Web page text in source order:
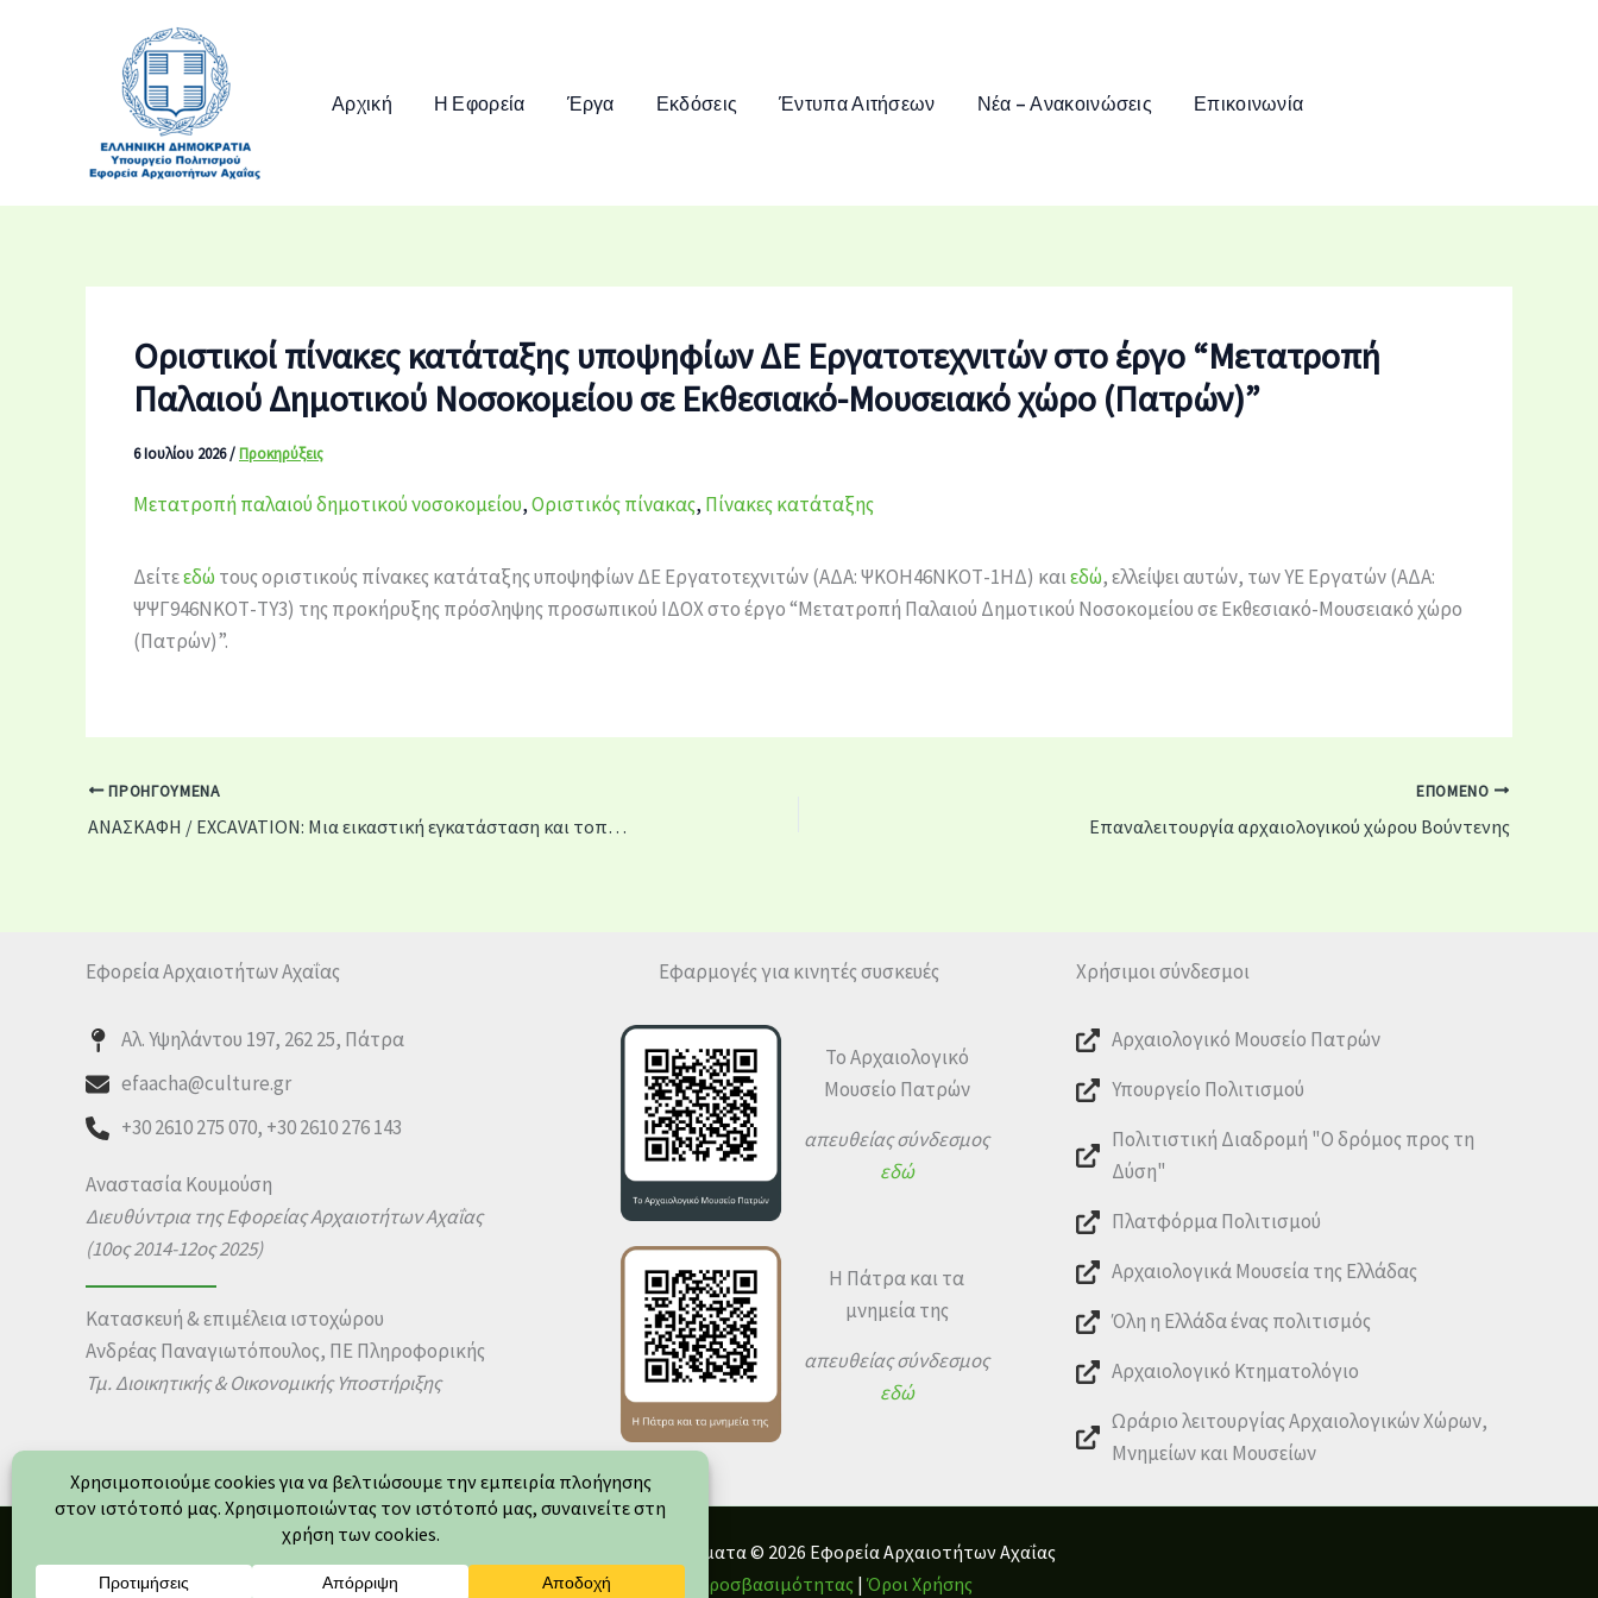
Αρχική Η Εφορεία Έργα Εκδόσεις Έντυπα Αιτήσεων Νέα – Ανακοινώσεις Επικοινωνία
Οριστικοί πίνακες κατάταξης υποψηφίων ΔΕ Εργατοτεχνιτών στο έργο “Μετατροπή
Παλαιού Δημοτικού Νοσοκομείου σε Εκθεσιακό-Μουσειακό χώρο (Πατρών)”
6 Ιουλίου 2026/Προκηρύξεις
Μετατροπή παλαιού δημοτικού νοσοκομείου,Οριστικός πίνακας, Πίνακες κατάταξης
Δείτεεδώ τους οριστικούς πίνακες κατάταξης υποψηφίων ΔΕ Εργατοτεχνιτών (ΑΔΑ: ΨΚΟΗ46ΝΚΟΤ-1ΗΔ) καιεδώ, ελλείψει αυτών, των ΥΕ Εργατών (ΑΔΑ:
ΨΨΓ946ΝΚΟΤ-ΤΥ3) της προκήρυξης πρόσληψης προσωπικού ΙΔΟΧ στο έργο “Μετατροπή Παλαιού Δημοτικού Νοσοκομείου σε Εκθεσιακό-Μουσειακό χώρο
(Πατρών)”.
ΠΡΟΗΓΟΎΜΕΝΑ
ΑΝΑΣΚΑΦΗ / EXCAVATION: Μια εικαστική εγκατάσταση και τοποειδική παράσταση στο Αρχαιολογικό Μουσείο Αιγίου
ΕΠΌΜΕΝΟ
Επαναλειτουργία αρχαιολογικού χώρου Βούντενης
Εφορεία Αρχαιοτήτων Αχαΐας
Αλ. Υψηλάντου 197, 262 25, Πάτρα
efaacha@culture.gr
+30 2610 275 070, +30 2610 276 143
Αναστασία Κουμούση
Διευθύντρια της Εφορείας Αρχαιοτήτων Αχαΐας
(10ος 2014-12ος 2025)
Κατασκευή & επιμέλεια ιστοχώρου
Ανδρέας Παναγιωτόπουλος, ΠΕ Πληροφορικής
Τμ. Διοικητικής & Οικονομικής Υποστήριξης
Εφαρμογές για κινητές συσκευές
Το Αρχαιολογικό
Μουσείο Πατρών
απευθείας σύνδεσμος
εδώ
Η Πάτρα και τα
μνημεία της
απευθείας σύνδεσμος
εδώ
Χρήσιμοι σύνδεσμοι
Αρχαιολογικό Μουσείο Πατρών
Υπουργείο Πολιτισμού
Πολιτιστική Διαδρομή "Ο δρόμος προς τη
Δύση"
Πλατφόρμα Πολιτισμού
Αρχαιολογικά Μουσεία της Ελλάδας
Όλη η Ελλάδα ένας πολιτισμός
Αρχαιολογικό Κτηματολόγιο
Ωράριο λειτουργίας Αρχαιολογικών Χώρων,
Μνημείων και Μουσείων
Πνευματικά Δικαιώματα © 2026 Εφορεία Αρχαιοτήτων Αχαΐας
Δήλωση Προσβασιμότητας | Όροι Χρήσης